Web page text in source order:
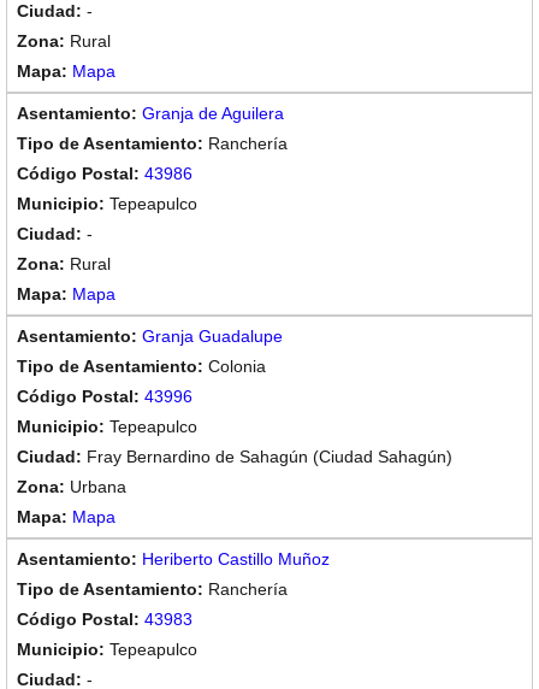
-
Rural
Mapa
Granja de Aguilera
Ranchería
43986
Tepeapulco
-
Rural
Mapa
Granja Guadalupe
Colonia
43996
Tepeapulco
Fray Bernardino de Sahagún (Ciudad Sahagún)
Urbana
Mapa
Heriberto Castillo Muñoz
Ranchería
43983
Tepeapulco
-